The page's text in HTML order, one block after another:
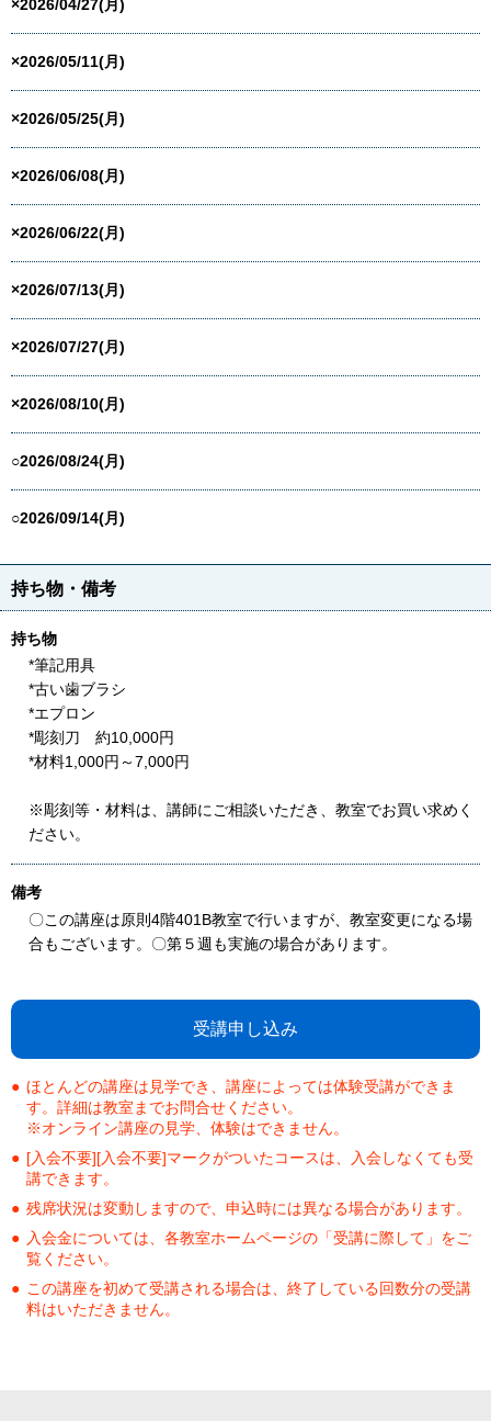
×2026/04/27(月)
×2026/05/11(月)
×2026/05/25(月)
×2026/06/08(月)
×2026/06/22(月)
×2026/07/13(月)
×2026/07/27(月)
×2026/08/10(月)
○2026/08/24(月)
○2026/09/14(月)
持ち物・備考
持ち物
*筆記用具
*古い歯ブラシ
*エプロン
*彫刻刀 約10,000円
*材料1,000円～7,000円
※彫刻等・材料は、講師にご相談いただき、教室でお買い求めく
ださい。
備考
〇この講座は原則4階401B教室で行いますが、教室変更になる場
合もございます。〇第５週も実施の場合があります。
受講申し込み
ほとんどの講座は見学でき、講座によっては体験受講ができま
す。詳細は教室までお問合せください。
※オンライン講座の見学、体験はできません。
[入会不要][入会不要]マークがついたコースは、入会しなくても受
講できます。
残席状況は変動しますので、申込時には異なる場合があります。
入会金については、各教室ホームページの「受講に際して」をご
覧ください。
この講座を初めて受講される場合は、終了している回数分の受講
料はいただきません。